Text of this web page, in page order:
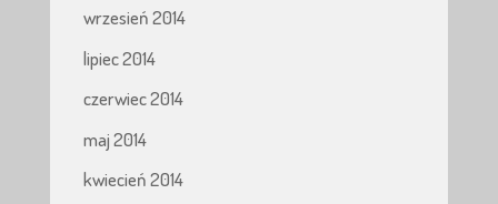
wrzesień 2014
lipiec 2014
czerwiec 2014
maj 2014
kwiecień 2014